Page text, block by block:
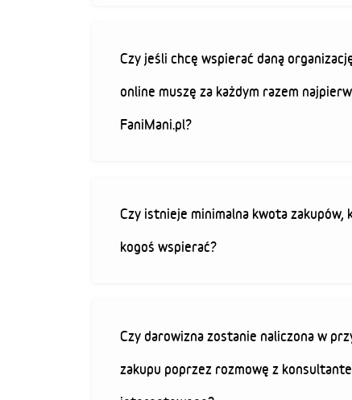
Czy jeśli chcę wspierać daną
online muszę za każdym razem
FaniMani.pl?
Czy istnieje minimalna kwota zakupów,
kogoś wspierać?
Czy darowizna zostanie naliczona w
zakupu poprzez rozmowę z